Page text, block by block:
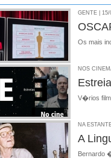
GENTE | 15/
Os mais
NOS
V�rios
NA
A
Bernardo